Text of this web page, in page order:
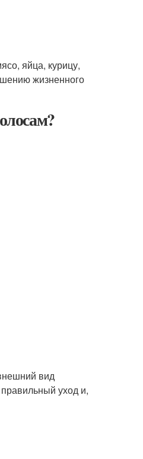
яйца, курицу,
жизненного
вид
уход и,